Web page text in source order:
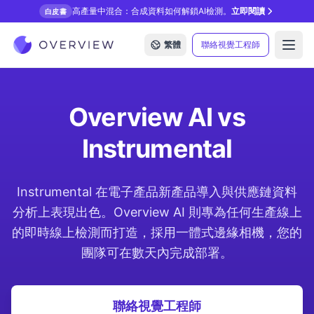
白皮書 高產量中混合：合成資料如何解鎖AI檢測。立即閱讀
繁體 聯絡視覺工程師
Overview AI vs
Instrumental
Instrumental 在電子產品新產品導入與供應鏈資料
分析上表現出色。Overview AI 則專為任何生產線上
的即時線上檢測而打造，採用一體式邊緣相機，您的
團隊可在數天內完成部署。
聯絡視覺工程師